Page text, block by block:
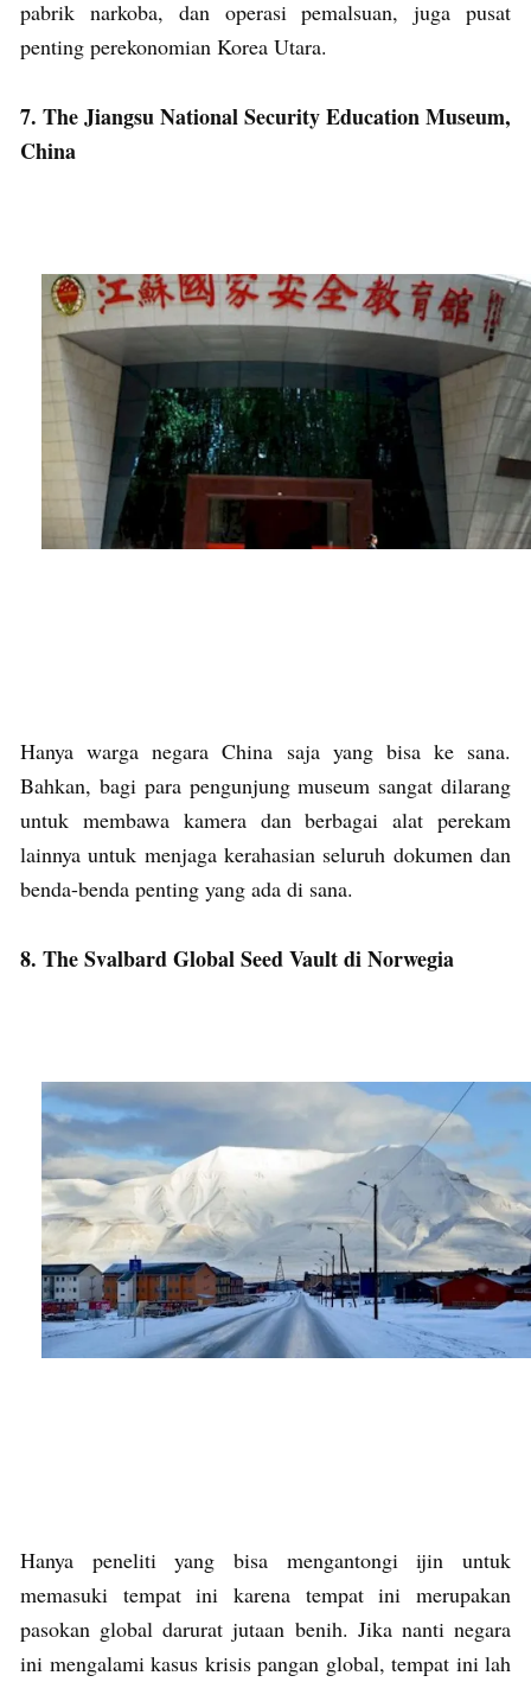
pabrik narkoba, dan operasi pemalsuan, juga pusat
penting perekonomian Korea Utara.
7. The Jiangsu National Security Education Museum,
China
Hanya warga negara China saja yang bisa ke sana.
Bahkan, bagi para pengunjung museum sangat dilarang
untuk membawa kamera dan berbagai alat perekam
lainnya untuk menjaga kerahasian seluruh dokumen dan
benda-benda penting yang ada di sana.
8. The Svalbard Global Seed Vault di Norwegia
Hanya peneliti yang bisa mengantongi ijin untuk
memasuki tempat ini karena tempat ini merupakan
pasokan global darurat jutaan benih. Jika nanti negara
ini mengalami kasus krisis pangan global, tempat ini lah